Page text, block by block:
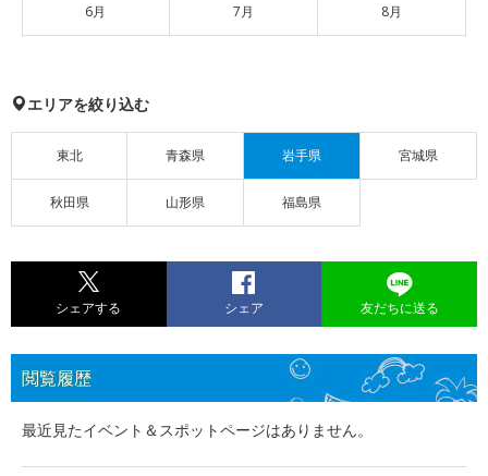
6月 7月 8月
エリアを絞り込む
東北 青森県 岩手県 宮城県
秋田県 山形県 福島県
シェアする シェア 友だちに送る
閲覧履歴
最近見たイベント＆スポットページはありません。